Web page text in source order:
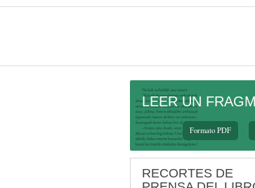
LEER UN
Formato PDF
RECORTES DE